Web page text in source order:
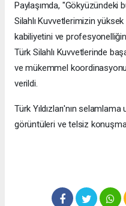
Paylaşımda, "Gökyüzündeki
Silahlı Kuvvetlerimizin
kabiliyetini ve
Türk Silahlı Kuvvetlerinde
ve mükemmel
verildi.
Türk Yıldızları'nın
görüntüleri ve telsiz